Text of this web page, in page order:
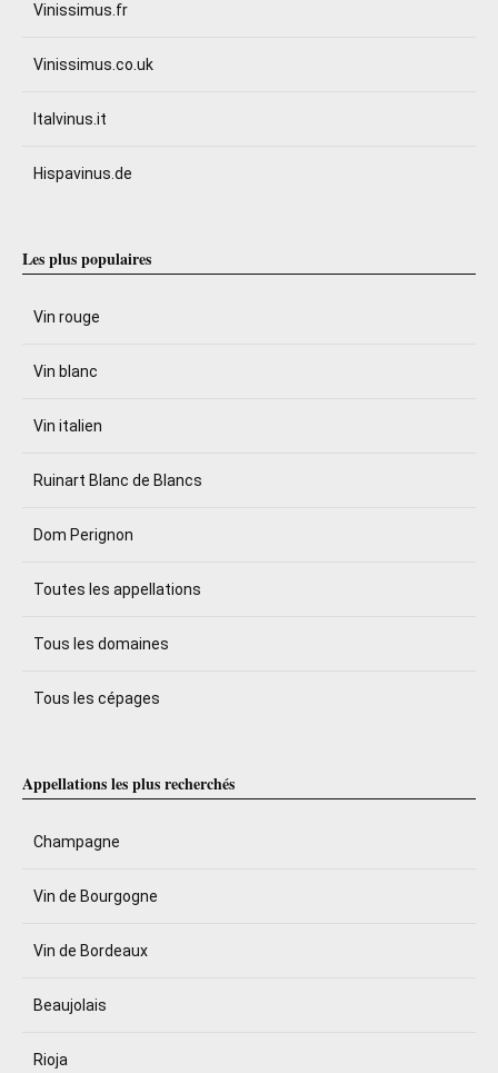
Vinissimus.fr
Vinissimus.co.uk
Italvinus.it
Hispavinus.de
Les plus populaires
Vin rouge
Vin blanc
Vin italien
Ruinart Blanc de Blancs
Dom Perignon
Toutes les appellations
Tous les domaines
Tous les cépages
Appellations les plus recherchés
Champagne
Vin de Bourgogne
Vin de Bordeaux
Beaujolais
Rioja